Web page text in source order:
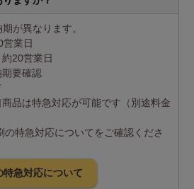
が異なります。
営業日
20営業日
期要確認
品は特急対応が可能です（別途料金
特急対応についてをご確認くださ
特急対応について